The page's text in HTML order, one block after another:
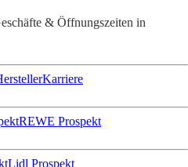
& Öffnungszeiten in
Karriere
REWE Prospekt
Lidl Prospekt